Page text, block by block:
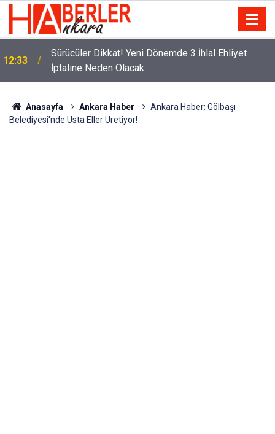
12:33
Sürücüler Dikkat! Yeni Dönemde 3 İhlal Ehliyet
İptaline Neden Olacak
Anasayfa Ankara Haber
Ankara Haber: Gölbaşı
Belediyesi'nde Usta Eller Üretiyor!